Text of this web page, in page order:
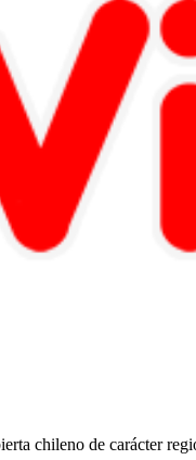
chileno de carácter